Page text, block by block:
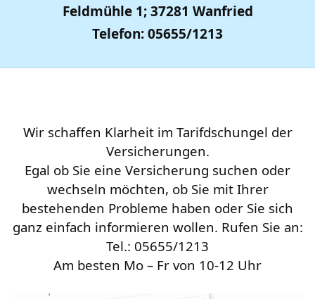
Feldmühle 1; 37281 Wanfried
Telefon: 05655/1213
Wir schaffen Klarheit im Tarifdschungel der
Versicherungen.
Egal ob Sie eine Versicherung suchen oder
wechseln möchten, ob Sie mit Ihrer
bestehenden Probleme haben oder Sie sich
ganz einfach informieren wollen. Rufen Sie an:
Tel.: 05655/1213
Am besten Mo – Fr von 10-12 Uhr